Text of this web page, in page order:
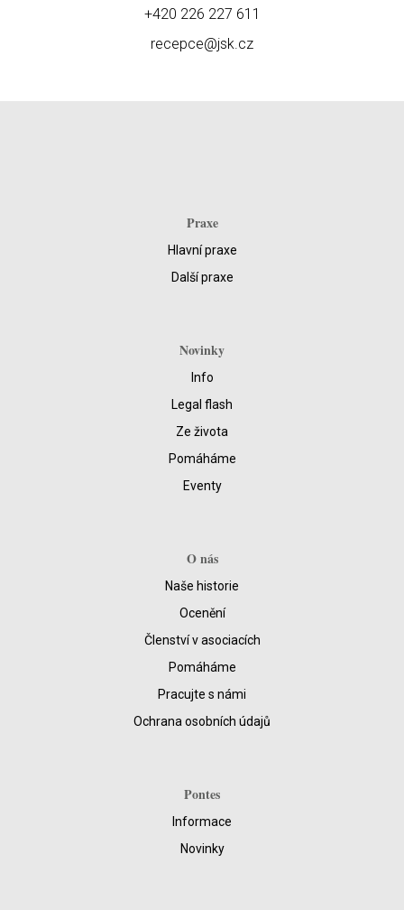
+420 226 227 611
recepce@jsk.cz
Praxe
Hlavní praxe
Další praxe
Novinky
Info
Legal flash
Ze života
Pomáháme
Eventy
O nás
Naše historie
Ocenění
Členství v asociacích
Pomáháme
Pracujte s námi
Ochrana osobních údajů
Pontes
Informace
Novinky